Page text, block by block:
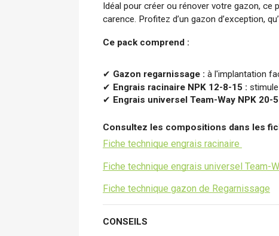
Idéal pour créer ou rénover votre gazon, ce
carence. Profitez d’un gazon d’exception,
Ce pack comprend :
✔ Gazon regarnissage : à l'implantation
✔ Engrais racinaire NPK 12-8-15 :
✔ Engrais universel Team-Way NPK 20-
Consultez les compositions dans les
Fiche technique engrais racinaire
Fiche technique engrais universel Team-
Fiche technique gazon de Regarnissage
CONSEILS